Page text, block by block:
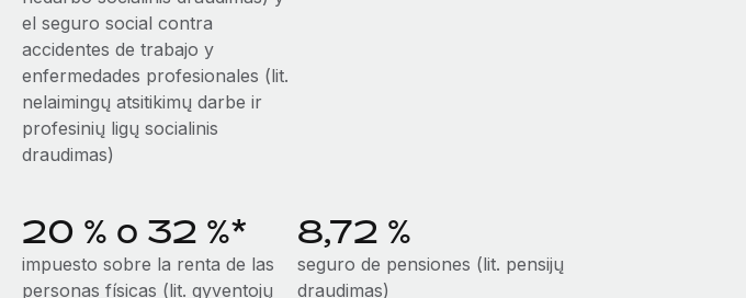
el seguro social contra
accidentes de trabajo y
enfermedades profesionales (lit.
nelaimingų atsitikimų darbe ir
profesinių ligų socialinis
draudimas)
20 % o 32 %*
impuesto sobre la renta de las
personas físicas (lit. gyventojų
8,72 %
seguro de pensiones (lit. pensijų
draudimas)